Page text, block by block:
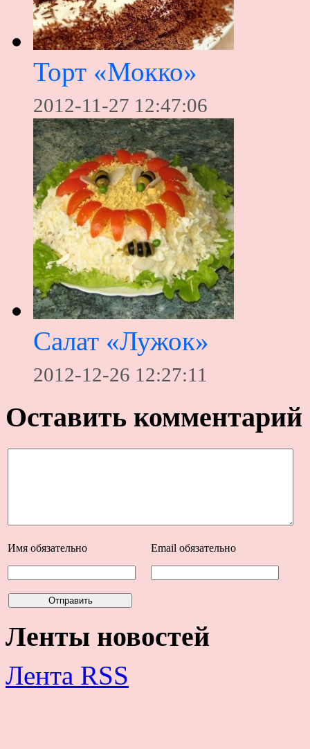
Торт «Мокко»
2012-11-27 12:47:06
Салат «Лужок»
2012-12-26 12:27:11
Оставить комментарий
Имя обязательно Email обязательно
Ленты новостей
Лента RSS